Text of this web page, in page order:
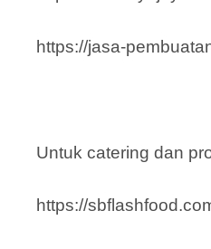
https://jasa-
Untuk catering dan
https://